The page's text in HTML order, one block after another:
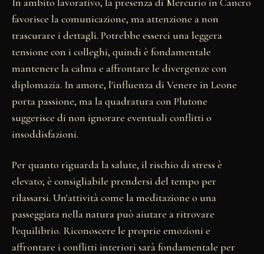
favorisce la comunicazione, ma attenzione a non
trascurare i dettagli. Potrebbe esserci una leggera
tensione con i colleghi, quindi è fondamentale
mantenere la calma e affrontare le divergenze con
diplomazia. In amore, l'influenza di Venere in Leone
porta passione, ma la quadratura con Plutone
suggerisce di non ignorare eventuali conflitti o
insoddisfazioni.
Per quanto riguarda la salute, il rischio di stress è
elevato; è consigliabile prendersi del tempo per
rilassarsi. Un'attività come la meditazione o una
passeggiata nella natura può aiutare a ritrovare
l'equilibrio. Riconoscere le proprie emozioni e
affrontare i conflitti interiori sarà fondamentale per